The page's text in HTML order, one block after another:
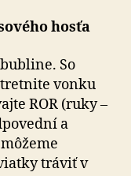
hosťa
So
vonku
ROR (ruky –
a
tráviť v